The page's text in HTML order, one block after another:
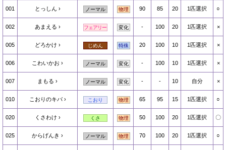
001 とっしん ノーマル 物理 90 85 20 1匹選択 ○
002 あまえる フェアリー 変化 - 100 20 1匹選択 ×
005 どろかけ じめん 特殊 20 100 10 1匹選択 ×
006 こわいかお ノーマル 変化 - 100 10 1匹選択 ×
007 まもる ノーマル 変化 - - 10 自分 ×
010 こおりのキバ こおり 物理 65 95 15 1匹選択 ○
020 くさわけ くさ 物理 50 100 20 1匹選択 〇
025 からげんき ノーマル 物理 70 100 20 1匹選択 ○